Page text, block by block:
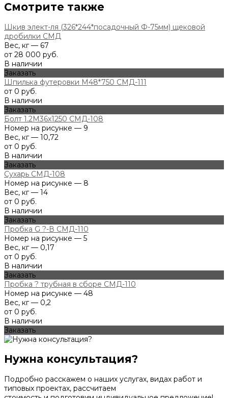
Смотрите также
Шкив элект-ля (326*244*посадочный Ф-75мм) щековой
дробилки СМД
Вес, кг — 67
от 28 000 руб.
В наличии
Заказать
Шпилька футеровки М48*750 СМД-111
от 0 руб.
В наличии
Заказать
Болт 1.2М36х1250 СМД-108
Номер на рисунке — 9
Вес, кг — 10,72
от 0 руб.
В наличии
Заказать
Сухарь СМД-108
Номер на рисунке — 8
Вес, кг — 14
от 0 руб.
В наличии
Заказать
Пробка G ?-В СМД-110
Номер на рисунке — 5
Вес, кг — 0,17
от 0 руб.
В наличии
Заказать
Пробка ? трубная в сборе СМД-110
Номер на рисунке — 48
Вес, кг — 0,2
от 0 руб.
В наличии
Заказать
Нужна консультация?
Подробно расскажем о наших услугах, видах работ и
типовых проектах, рассчитаем